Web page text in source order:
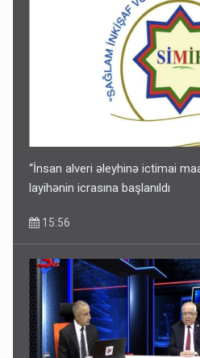
“İnsan alveri əleyhinə ictimai
layihənin icrasına başlanıldı
15:56